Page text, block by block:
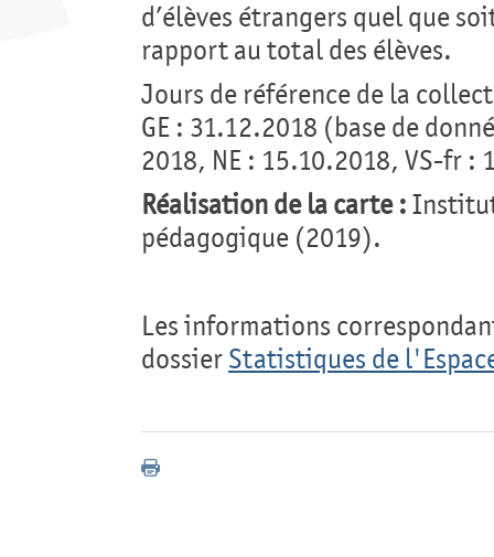
d’élèves étrangers quel que
rapport au total des élèves.
Jours de référence de la
GE : 31.12.2018 (base de
2018, NE : 15.10.2018, VS-fr :
Réalisation de la carte :
pédagogique (2019).
Les informations
dossier Statistiques de